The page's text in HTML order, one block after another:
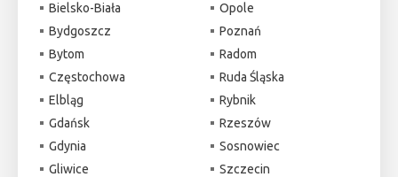
Bielsko-Biała
Bydgoszcz
Bytom
Częstochowa
Elbląg
Gdańsk
Gdynia
Gliwice
Opole
Poznań
Radom
Ruda Śląska
Rybnik
Rzeszów
Sosnowiec
Szczecin